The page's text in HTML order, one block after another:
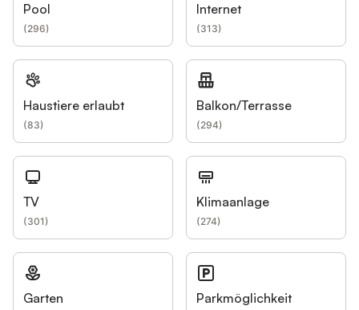
Pool
(296)
Internet
(313)
Haustiere erlaubt
(83)
Balkon/Terrasse
(294)
TV
(301)
Klimaanlage
(274)
Garten Parkmöglichkeit